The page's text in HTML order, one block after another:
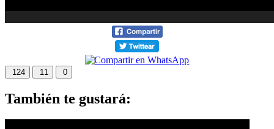
124 11 0
También te gustará: